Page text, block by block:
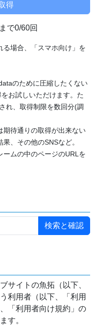
で0/60回
場合、「スマホ向け」を
のために圧縮したくない
お試しいただけます。た
れ、取得制限を数回分(調
期待通りの取得が出来ない
、その他のSNSなど。
ムの中のページのURLを
サイトの魚拓（以下、
利用者（以下、「利用
「利用者向け規約」の
す。